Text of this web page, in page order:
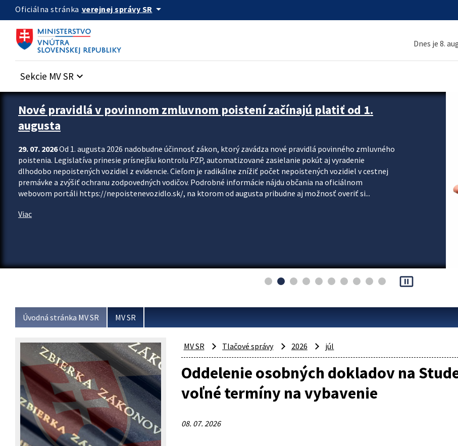
Preskocit na hlavný obsah
Oficiálna stránka verejnej správy SR arrow_drop_down
Dnes je 8.
Sekcie MV SR keyboard_arrow_down
Zastavit automatický posun upútavok
Nové pravidlá v povinnom zmluvnom poistení začínajú platiť od 1.
augusta
29. 07. 2026Od 1. augusta 2026 nadobudne účinnosť zákon, ktorý zavádza nové pravidlá povinného zmluvného
poistenia. Legislatíva prinesie prísnejšiu kontrolu PZP, automatizované zasielanie pokút aj vyradenie
dlhodobo nepoistených vozidiel z evidencie. Cieľom je radikálne znížiť počet nepoistených vozidiel v cestnej
premávke a zvýšiť ochranu zodpovedných vodičov. Podrobné informácie nájdu občania na oficiálnom
webovom portáli https://nepoistenevozidlo.sk/, na ktorom od augusta pribudne aj možnosť overiť si...
Viac
pause_presentation
Úvodná stránka MV SR MV SR
MV SR Tlačové správy 2026 júl
Oddelenie osobných dokladov na
voľné termíny na vybavenie
08. 07. 2026